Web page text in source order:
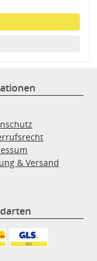
& Versand